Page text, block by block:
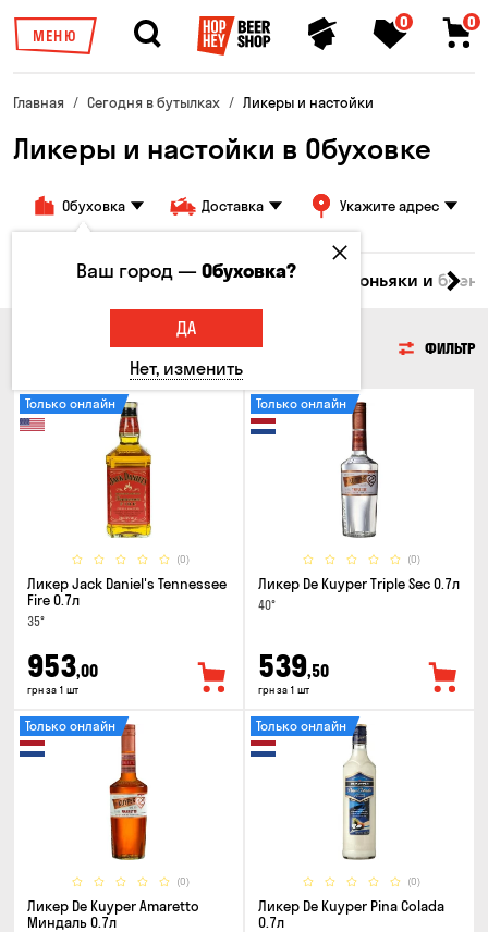
МЕНЮ
0 0
Главная Сегодня в бутылках Ликеры и настойки
Ликеры и настойки в Обуховке
Обуховка Доставка Укажите адрес
Соджу Ликеры и настойки Коньяки и
ЛИКЕРЫ И НАСТОЙКИ ФИЛЬТР
(0)
Только онлайн
Ликер Jack Daniel's Tennessee
Fire 0.7л
35°
953,00
грн за 1 шт
(0)
Только онлайн
Ликер De Kuyper Triple Sec 0.7л
40°
539,50
грн за 1 шт
(0)
Только онлайн
Ликер De Kuyper Amaretto
Миндаль 0.7л
(0)
Только онлайн
Ликер De Kuyper Pina Colada
0.7л
Ваш город —Обуховка?
ДА
Нет, изменить